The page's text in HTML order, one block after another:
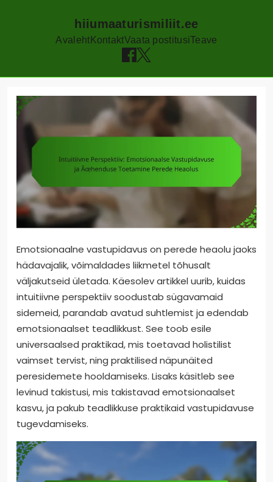
hiiumaaturismiliit.ee
Avaleht KontaktVaata postitusiTeave
content
Emotsionaalne vastupidavus on perede heaolu jaoks
hädavajalik, võimaldades liikmetel tõhusalt
väljakutseid ületada. Käesolev artikkel uurib, kuidas
intuitiivne perspektiiv soodustab sügavamaid
sidemeid, parandab avatud suhtlemist ja edendab
emotsionaalset teadlikkust. See toob esile
universaalsed praktikad, mis toetavad holistilist
vaimset tervist, ning praktilised näpunäited
peresidemete hooldamiseks. Lisaks käsitleb see
levinud takistusi, mis takistavad emotsionaalset
kasvu, ja pakub teadlikkuse praktikaid vastupidavuse
tugevdamiseks.